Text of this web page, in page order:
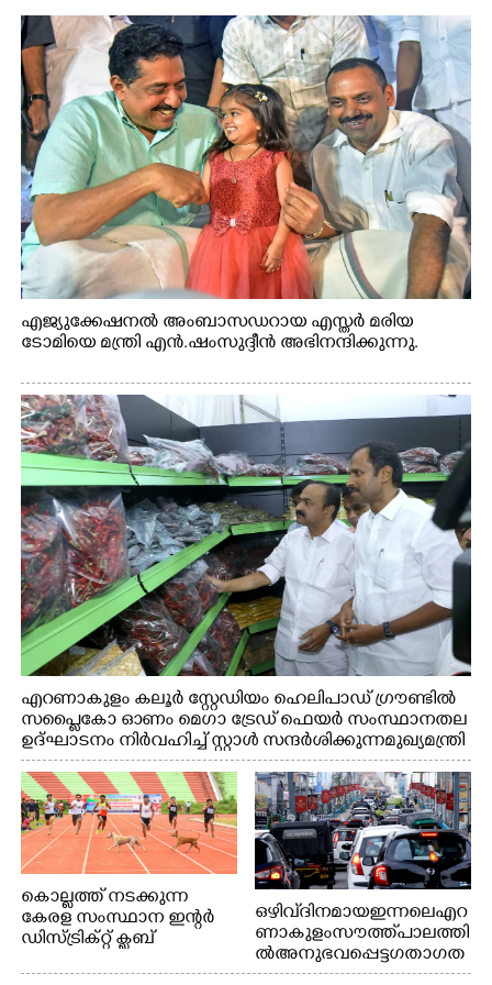
എജ്യുക്കേഷനൽ അംബാസഡറായ എസ്തർ മരിയ
ടോമിയെ മന്ത്രി എൻ.ഷംസുദ്ദീൻ അഭിനന്ദിക്കുന്നു.
എറണാകുളം കലൂർ സ്റ്റേഡിയം ഹെലിപാഡ് ഗ്രൗണ്ടിൽ
സപ്ളൈകോ ഓണം മെഗാ ട്രേഡ് ഫെയർ സംസ്ഥാനതല
ഉദ്ഘാടനം നിർവഹിച്ച് സ്റ്റാൾ സന്ദർശിക്കുന്ന മുഖ്യമന്ത്രി
വി.ഡി. സതീശൻ. മന്ത്രി അനൂപ് ജേക്കബ് സമീപം
കൊല്ലത്ത് നടക്കുന്ന
കേരള സംസ്ഥാന ഇന്റർ
ഡിസ്ട്രിക്റ്റ് ക്ലബ്
ഒഴിവ് ദിനമായ ഇന്നലെ എറ
ണാകുളം സൗത്ത് പാലത്തി
ൽ അനുഭവപ്പെട്ട ഗതാഗത
ക്കുരുക്ക്